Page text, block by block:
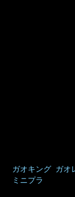
ガオキング ガオ
ミニプラ